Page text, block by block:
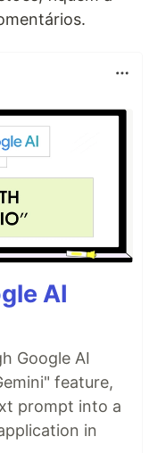
AI
Google AI
feature,
prompt into a
in